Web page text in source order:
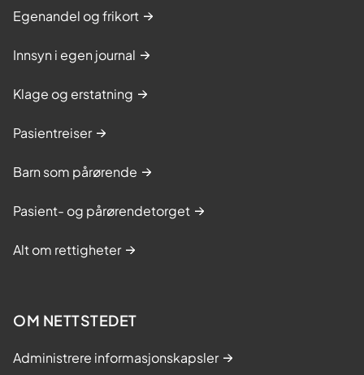
Egenandel og frikort
Innsyn i egen journal
Klage og erstatning
Pasientreiser
Barn som pårørende
Pasient- og pårørendetorget
Alt om rettigheter
OM NETTSTEDET
Administrere informasjonskapsler